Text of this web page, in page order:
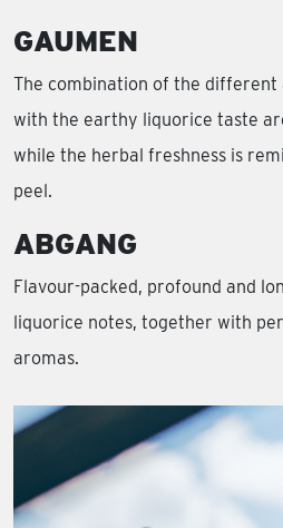
GAUMEN
The combination of the
with the earthy liquorice taste
while the herbal freshness is
peel.
ABGANG
Flavour-packed, profound and
liquorice notes, together with
aromas.